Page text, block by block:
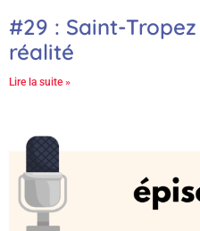
#29 : Saint-
réalité
Lire la suite »